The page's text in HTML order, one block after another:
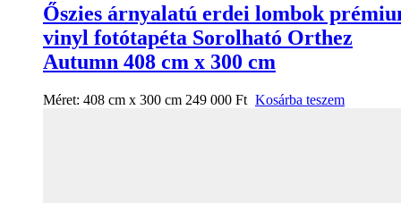
Őszies árnyalatú erdei lombok
vinyl fotótapéta Sorolható Orthez
Autumn 408 cm x 300 cm
Méret: 408 cm x 300 cm 249 000 Ft Kosárba teszem